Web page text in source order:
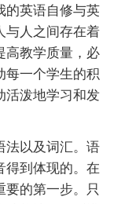
的英语自修与英
与人之间存在着
高教学质量，必
每一个学生的积
活泼地学习和发
法以及词汇。语
得到体现的。在
要的第一步。只